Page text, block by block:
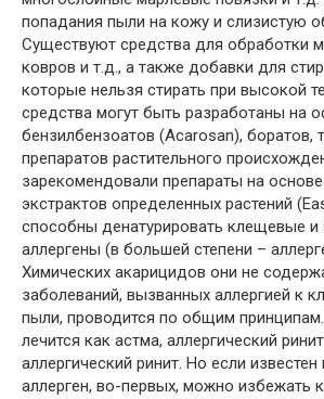
попадания пыли на кожу и слизистую
Существуют средства для обработки
ковров и т.д., а также добавки для
которые нельзя стирать при высокой
средства могут быть разработаны на
бензилбензоатов (Acarosan), боратов,
препаратов растительного
зарекомендовали препараты на
экстрактов определенных растений
способны денатурировать клещевые
аллергены (в большей степени –
Химических акарицидов они не
заболеваний, вызванных аллергией к
пыли, проводится по общим
лечится как астма, аллергический
аллергический ринит. Но если
аллерген, во-первых, можно избежать